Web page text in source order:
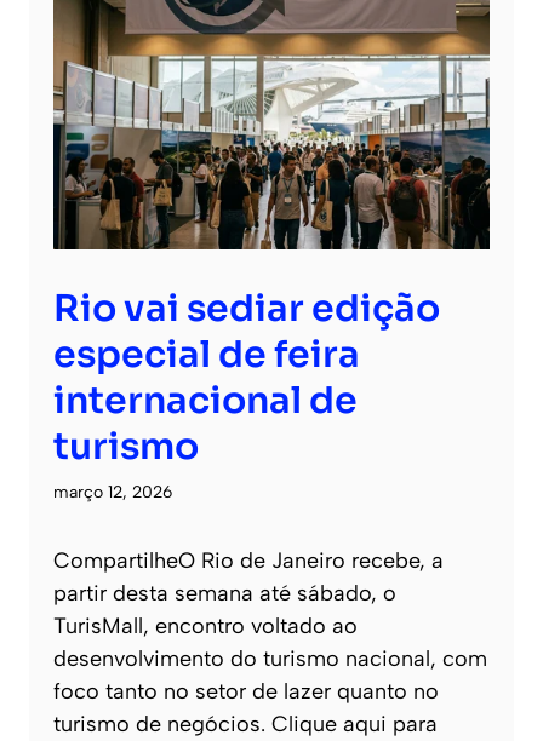
Rio vai sediar edição
especial de feira
internacional de
turismo
março 12, 2026
CompartilheO Rio de Janeiro recebe, a
partir desta semana até sábado, o
TurisMall, encontro voltado ao
desenvolvimento do turismo nacional, com
foco tanto no setor de lazer quanto no
turismo de negócios. Clique aqui para